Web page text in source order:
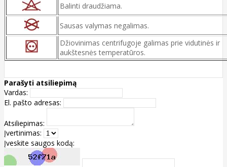
Balinti draudžiama.
Sausas valymas negalimas.
Džiovinimas centrifugoje galimas prie vidutinės ir
aukštesnės temperatūros.
Parašyti atsiliepimą
Vardas:
El. pašto adresas:
Atsiliepimas:
Įvertinimas:
Įveskite saugos kodą: